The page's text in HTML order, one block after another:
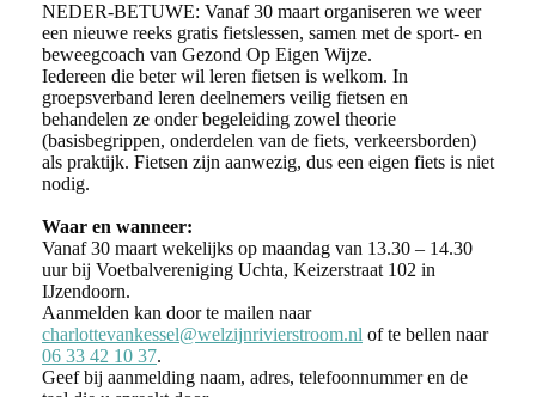
NEDER-BETUWE: Vanaf 30 maart organiseren we weer
een nieuwe reeks gratis fietslessen, samen met de sport- en
beweegcoach van Gezond Op Eigen Wijze.
Iedereen die beter wil leren fietsen is welkom. In
groepsverband leren deelnemers veilig fietsen en
behandelen ze onder begeleiding zowel theorie
(basisbegrippen, onderdelen van de fiets, verkeersborden)
als praktijk. Fietsen zijn aanwezig, dus een eigen fiets is niet
nodig.
Waar en wanneer:
Vanaf 30 maart wekelijks op maandag van 13.30 – 14.30
uur bij Voetbalvereniging Uchta, Keizerstraat 102 in
IJzendoorn.
Aanmelden kan door te mailen naar
charlottevankessel@welzijnrivierstroom.nl of te bellen naar
06 33 42 10 37.
Geef bij aanmelding naam, adres, telefoonnummer en de